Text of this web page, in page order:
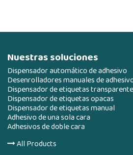
Nuestras soluciones
Dispensador automático de adhesivo
Desenrolladores manuales de
Dispensador de etiquetas
Dispensador de etiquetas opacas
Dispensador de etiquetas manual
Adhesivo de una sola cara
Adhesivos de doble cara
All Products